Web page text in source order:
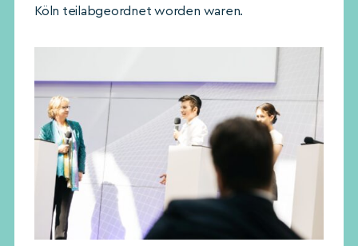
Köln teilabgeordnet worden waren.